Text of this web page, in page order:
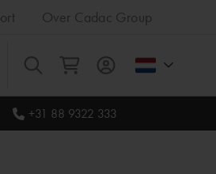
Over Cadac Group
Alles
+31 88 9322 333